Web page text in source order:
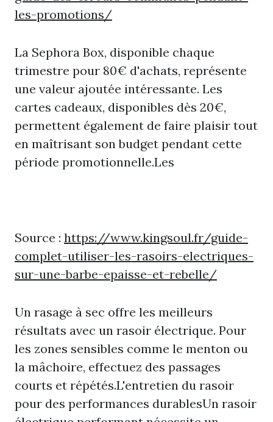
les-promotions/
La Sephora Box, disponible chaque
trimestre pour 80€ d'achats, représente
une valeur ajoutée intéressante. Les
cartes cadeaux, disponibles dès 20€,
permettent également de faire plaisir tout
en maîtrisant son budget pendant cette
période promotionnelle.Les
Source : https://www.kingsoul.fr/guide-
complet-utiliser-les-rasoirs-electriques-
sur-une-barbe-epaisse-et-rebelle/
Un rasage à sec offre les meilleurs
résultats avec un rasoir électrique. Pour
les zones sensibles comme le menton ou
la mâchoire, effectuez des passages
courts et répétés.L'entretien du rasoir
pour des performances durablesUn rasoir